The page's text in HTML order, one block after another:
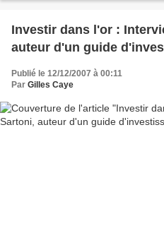
Investir dans l'or :
auteur d'un guide
Publié le 12/12/2007 à 00:11
Par Gilles Caye